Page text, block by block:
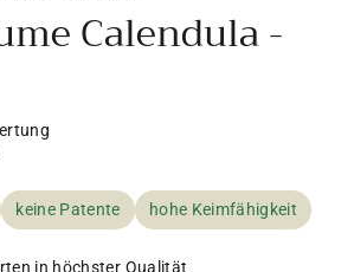
Calendula -
keine Patente hohe Keimfähigkeit
in höchster Qualität